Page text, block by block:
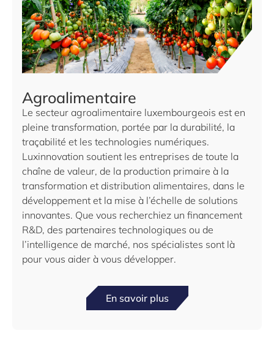
Agroalimentaire
Le secteur agroalimentaire luxembourgeois est en
pleine transformation, portée par la durabilité, la
traçabilité et les technologies numériques.
Luxinnovation soutient les entreprises de toute la
chaîne de valeur, de la production primaire à la
transformation et distribution alimentaires, dans le
développement et la mise à l’échelle de solutions
innovantes. Que vous recherchiez un financement
R&D, des partenaires technologiques ou de
l’intelligence de marché, nos spécialistes sont là
pour vous aider à vous développer.
En savoir plus